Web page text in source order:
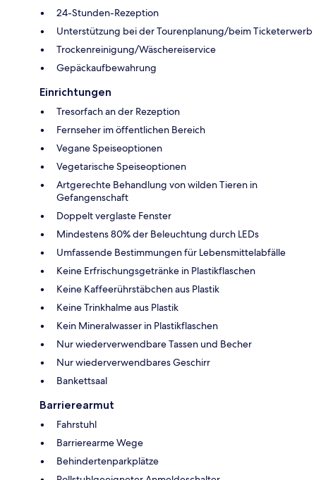
24-Stunden-Rezeption
Unterstützung bei der Tourenplanung/beim Ticketerwerb
Trockenreinigung/Wäschereiservice
Gepäckaufbewahrung
Einrichtungen
Tresorfach an der Rezeption
Fernseher im öffentlichen Bereich
Vegane Speiseoptionen
Vegetarische Speiseoptionen
Artgerechte Behandlung von wilden Tieren in
Gefangenschaft
Doppelt verglaste Fenster
Mindestens 80% der Beleuchtung durch LEDs
Umfassende Bestimmungen für Lebensmittelabfälle
Keine Erfrischungsgetränke in Plastikflaschen
Keine Kaffeerührstäbchen aus Plastik
Keine Trinkhalme aus Plastik
Kein Mineralwasser in Plastikflaschen
Nur wiederverwendbare Tassen und Becher
Nur wiederverwendbares Geschirr
Bankettsaal
Barrierearmut
Fahrstuhl
Barrierearme Wege
Behindertenparkplätze